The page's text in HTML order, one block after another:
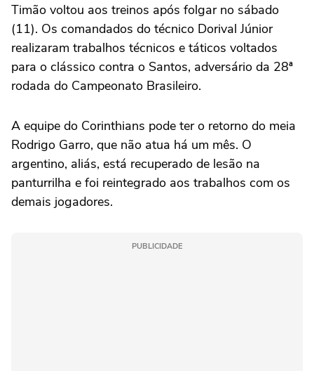
Timão voltou aos treinos após folgar no sábado
(11). Os comandados do técnico Dorival Júnior
realizaram trabalhos técnicos e táticos voltados
para o clássico contra o Santos, adversário da 28ª
rodada do Campeonato Brasileiro.
A equipe do Corinthians pode ter o retorno do meia
Rodrigo Garro, que não atua há um mês. O
argentino, aliás, está recuperado de lesão na
panturrilha e foi reintegrado aos trabalhos com os
demais jogadores.
PUBLICIDADE